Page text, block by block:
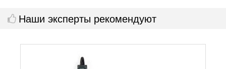
Наши эксперты рекомендуют